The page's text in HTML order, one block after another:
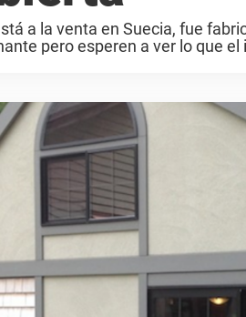
a la venta en Suecia, fue
pero esperen a ver lo que el